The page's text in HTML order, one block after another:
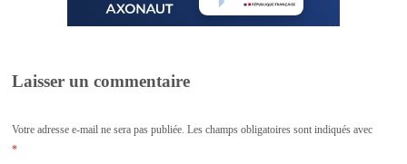
Laisser un commentaire
Votre adresse e-mail ne sera pas publiée. Les champs obligatoires sont indiqués avec
*